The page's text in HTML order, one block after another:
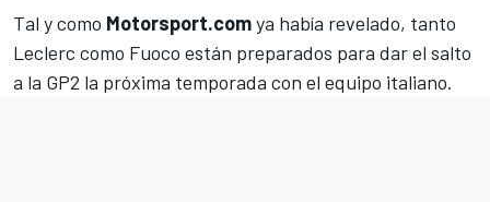
Tal y como Motorsport.comya había revelado, tanto
Leclerc como Fuoco están preparados para dar el salto
a la GP2 la próxima temporada con el equipo italiano.